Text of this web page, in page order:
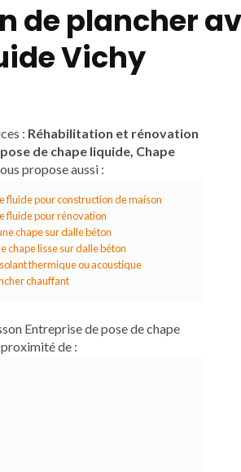
plancher
Vichy
: Réhabilitation et rénovation
de chape liquide, Chape
propose aussi :
fluide pour construction de maison
fluide pour rénovation
chape sur dalle béton
chape lisse sur dalle béton
thermique ou acoustique
chauffant
Entreprise de pose de chape
de :